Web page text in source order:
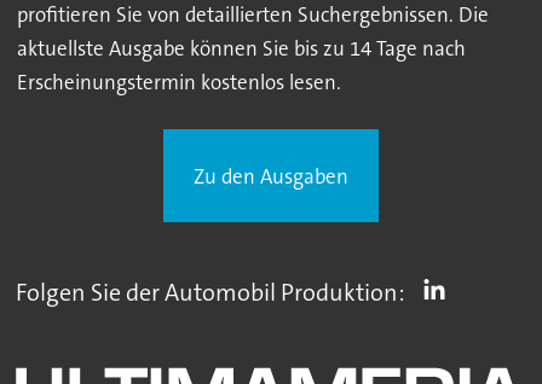
profitieren Sie von detaillierten Suchergebnissen. Die
aktuellste Ausgabe können Sie bis zu 14 Tage nach
Erscheinungstermin kostenlos lesen.
Zu den Ausgaben
Folgen Sie der Automobil Produktion: